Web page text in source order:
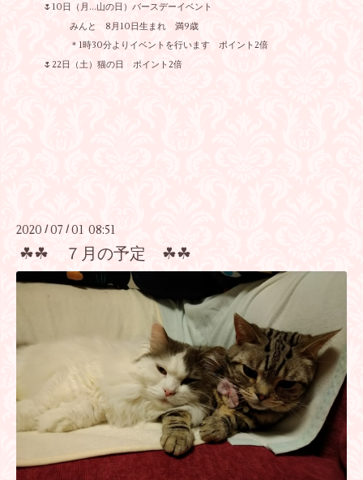
🌷10日（月…山の日）バースデーイベント
みんと 8月10日生まれ 満9歳
＊1時30分よりイベントを行います ポイント2倍
🌷22日（土）猫の日 ポイント2倍
2020 /07 /01 08:51
☘☘ ７月の予定 ☘☘